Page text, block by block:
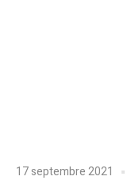
17 septembre 2021